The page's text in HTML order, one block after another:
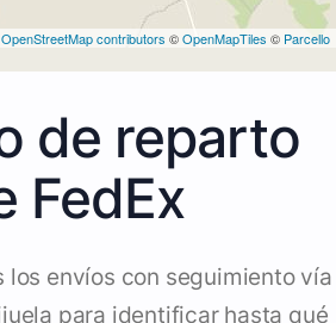
OpenStreetMap contributors ©OpenMapTiles © Parcello
de reparto
FedEx
los envíos con seguimiento vía
para identificar hasta qué